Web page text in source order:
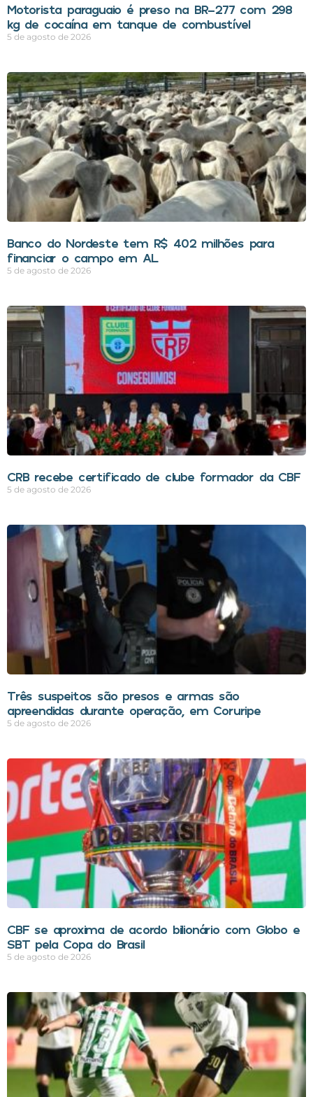
Motorista paraguaio é preso na BR-277 com 298
kg de cocaína em tanque de combustível
5 de agosto de 2026
Banco do Nordeste tem R$ 402 milhões para
financiar o campo em AL
5 de agosto de 2026
CRB recebe certificado de clube formador da CBF
5 de agosto de 2026
Três suspeitos são presos e armas são
apreendidas durante operação, em Coruripe
5 de agosto de 2026
CBF se aproxima de acordo bilionário com Globo e
SBT pela Copa do Brasil
5 de agosto de 2026